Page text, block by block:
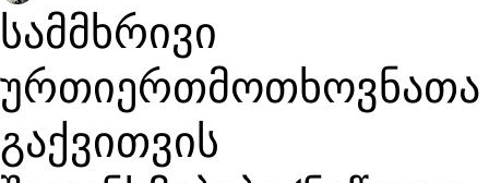
სამმხრივი
ურთიერთმოთხოვნათა
გაქვითვის